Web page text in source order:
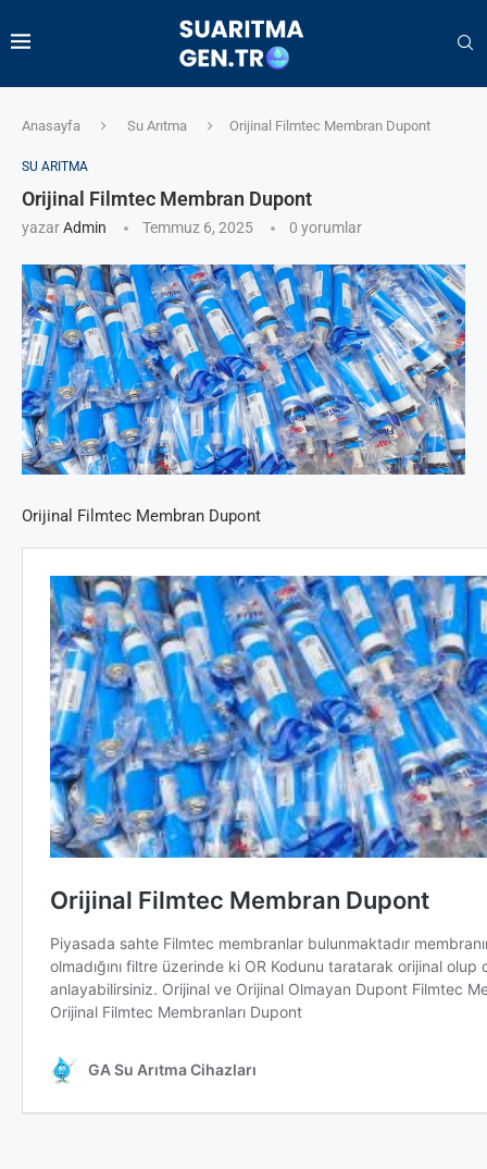
Anasayfa Su Arıtma Orijinal Filmtec Membran Dupont
SU ARITMA
Orijinal Filmtec Membran Dupont
yazarAdmin Temmuz 6, 2025 0 yorumlar
Orijinal Filmtec Membran Dupont